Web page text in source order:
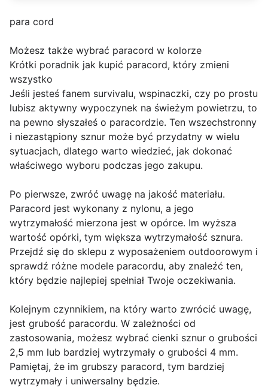
para cord
Możesz także wybrać paracord w kolorze
Krótki poradnik jak kupić paracord, który zmieni
wszystko
Jeśli jesteś fanem survivalu, wspinaczki, czy po prostu
lubisz aktywny wypoczynek na świeżym powietrzu, to
na pewno słyszałeś o paracordzie. Ten wszechstronny
i niezastąpiony sznur może być przydatny w wielu
sytuacjach, dlatego warto wiedzieć, jak dokonać
właściwego wyboru podczas jego zakupu.
Po pierwsze, zwróć uwagę na jakość materiału.
Paracord jest wykonany z nylonu, a jego
wytrzymałość mierzona jest w opórce. Im wyższa
wartość opórki, tym większa wytrzymałość sznura.
Przejdź się do sklepu z wyposażeniem outdoorowym i
sprawdź różne modele paracordu, aby znaleźć ten,
który będzie najlepiej spełniał Twoje oczekiwania.
Kolejnym czynnikiem, na który warto zwrócić uwagę,
jest grubość paracordu. W zależności od
zastosowania, możesz wybrać cienki sznur o grubości
2,5 mm lub bardziej wytrzymały o grubości 4 mm.
Pamiętaj, że im grubszy paracord, tym bardziej
wytrzymały i uniwersalny będzie.